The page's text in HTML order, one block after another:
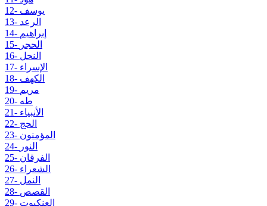
12- يوسف
13- الرعد
14- إبراهيم
15- الحجر
16- النحل
17- الإسراء
18- الكهف
19- مريم
20- طه
21- الأنبياء
22- الحج
23- المؤمنون
24- النور
25- الفرقان
26- الشعراء
27- النمل
28- القصص
29- العنكبوت